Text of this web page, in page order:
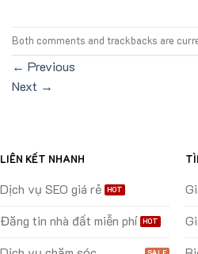
Both comments and trackbacks are
← Previous
Next →
LIÊN KẾT NHANH
Dịch vụ SEO giá rẻ
Đăng tin nhà đất miễn phí